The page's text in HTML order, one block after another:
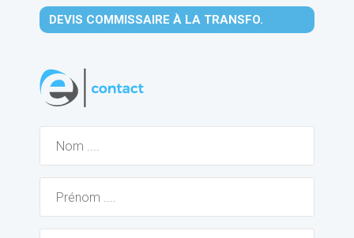
DEVIS COMMISSAIRE À LA TRANSFO.